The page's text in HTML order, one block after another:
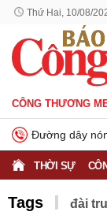
Thứ Hai, 10/08/
CÔNG THƯƠNG
Đường dây
THỜI SỰ
Tags đài